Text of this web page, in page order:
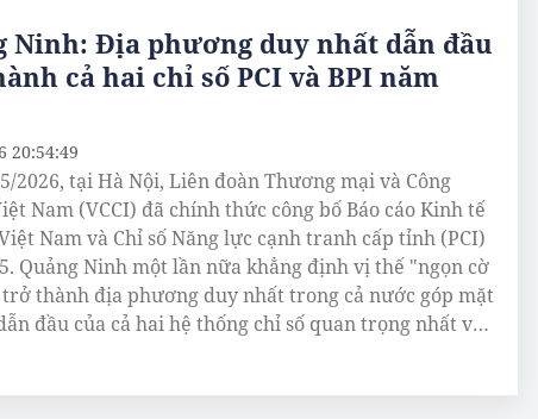
Ninh: Địa phương duy nhất dẫn đầu
cả hai chỉ số PCI và BPI năm
2026, tại Hà Nội, Liên đoàn Thương mại và Công
Nam (VCCI) đã chính thức công bố Báo cáo Kinh tế
Nam và Chỉ số Năng lực cạnh tranh cấp tỉnh (PCI)
Quảng Ninh một lần nữa khẳng định vị thế "ngọn cờ
thành địa phương duy nhất trong cả nước góp mặt
đầu của cả hai hệ thống chỉ số quan trọng nhất về
20:54:49